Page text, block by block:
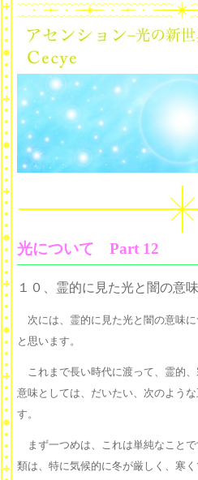
光について Part 12
１０、霊的に見た光と闇の意
次には、霊的に見た光と闇の意味
と思います。
これまで長い時代に渡って、霊的
意味としては、だいたい、次のよう
す。
まず一つめは、これは単純なこと
類は、特に気候的に冬が厳しく、寒